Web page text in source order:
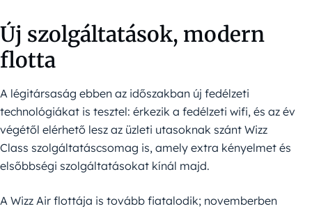
Új szolgáltatások, modern
flotta
A légitársaság ebben az időszakban új fedélzeti
technológiákat is tesztel: érkezik a fedélzeti wifi, és az év
végétől elérhető lesz az üzleti utasoknak szánt Wizz
Class szolgáltatáscsomag is, amely extra kényelmet és
elsőbbségi szolgáltatásokat kínál majd.
A Wizz Air flottája is tovább fiatalodik; novemberben